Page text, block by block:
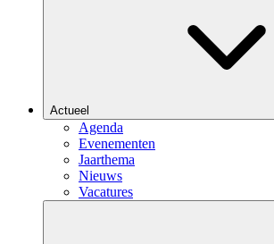
Actueel
Agenda
Evenementen
Jaarthema
Nieuws
Vacatures